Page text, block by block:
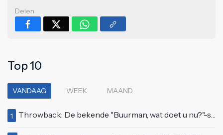
Delen
Top 10
VANDAAG WEEK MAAND
1 Throwback: De bekende "Buurman, wat doet u nu?"-scène uit Flodder met Tatjana Šimić